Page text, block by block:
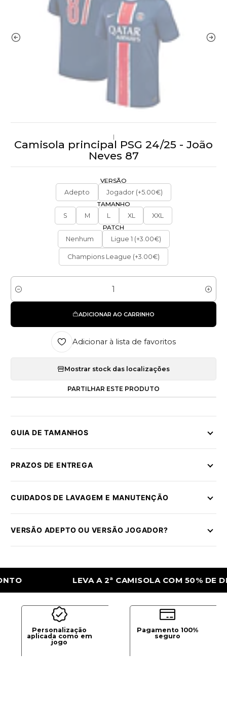
|
Camisola principal PSG 24/25 - João
Neves 87
VERSÃO
Adepto
Jogador (+5.00€)
TAMANHO
S
M L XL
XXL
PATCH
Nenhum
Ligue 1 (+3.00€)
Champions League (+3.00€)
Quantidade
ADICIONAR AO CARRINHO
Adicionar à lista de favoritos
Mostrar stock das localizações
PARTILHAR ESTE PRODUTO
GUIA DE TAMANHOS
PRAZOS DE ENTREGA
CUIDADOS DE LAVAGEM E MANUTENÇÃO
VERSÃO ADEPTO OU VERSÃO JOGADOR?
LEVA A 2ª CAMISOLA COM 50% DE
Personalização
aplicada como em
jogo
Pagamento 100%
seguro